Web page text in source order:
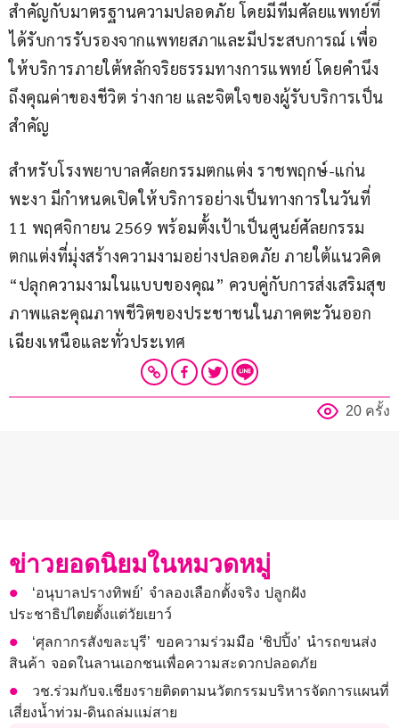
สำคัญกับมาตรฐานความปลอดภัย โดยมีทีมศัลยแพทย์ที่
ได้รับการรับรองจากแพทยสภาและมีประสบการณ์ เพื่อ
ให้บริการภายใต้หลักจริยธรรมทางการแพทย์ โดยคำนึง
ถึงคุณค่าของชีวิต ร่างกาย และจิตใจของผู้รับบริการเป็น
สำคัญ
สำหรับโรงพยาบาลศัลยกรรมตกแต่ง ราชพฤกษ์-แก่น
พะงา มีกำหนดเปิดให้บริการอย่างเป็นทางการในวันที่
11 พฤศจิกายน 2569 พร้อมตั้งเป้าเป็นศูนย์ศัลยกรรม
ตกแต่งที่มุ่งสร้างความงามอย่างปลอดภัย ภายใต้แนวคิด
“ปลุกความงามในแบบของคุณ” ควบคู่กับการส่งเสริมสุข
ภาพและคุณภาพชีวิตของประชาชนในภาคตะวันออก
เฉียงเหนือและทั่วประเทศ
20 ครั้ง
ข่าวยอดนิยมในหมวดหมู่
‘อนุบาลปรางทิพย์’ จำลองเลือกตั้งจริง ปลูกฝัง
ประชาธิปไตยตั้งแต่วัยเยาว์
‘ศุลกากรสังขละบุรี’ ขอความร่วมมือ ‘ชิปปิ้ง’ นำรถขนส่ง
สินค้า จอดในลานเอกชนเพื่อความสะดวกปลอดภัย
วช.ร่วมกับจ.เชียงรายติดตามนวัตกรรมบริหารจัดการแผนที่
เสี่ยงน้ำท่วม-ดินถล่มแม่สาย